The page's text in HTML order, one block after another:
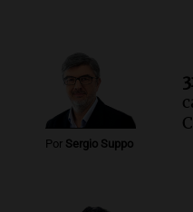
Panorama Federal
Episodios
Audio.
agua entra por
imaginamos"
Por Sergio Suppo